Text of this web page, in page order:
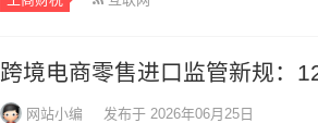
跨境电商零售进口监管新规：
网站小编 发布于 2026年06月25日